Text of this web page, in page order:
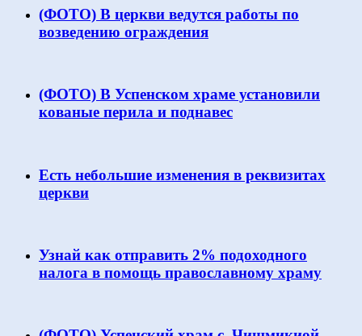
(ФОТО) В церкви ведутся работы по
возведению ограждения
(ФОТО) В Успенском храме установили
кованые перила и поднавес
Есть небольшие изменения в реквизитах
церкви
Узнай как отправить 2% подоходного
налога в помощь православному храму